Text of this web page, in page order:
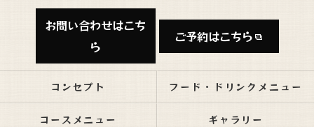
お問い合わせはこち
ら
ご予約はこちら
コンセプト フード・ドリンクメニュー
コースメニュー ギャラリー